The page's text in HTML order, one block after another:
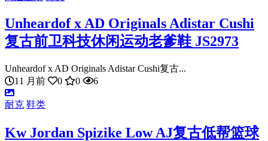
Unheardof x AD Originals Adistar Cushi
复古前卫科技休闲运动老爹鞋 JS2973
Unheardof x AD Originals Adistar Cushi复古...
11 月前
0 0 6
耐克 鞋类
Kw Jordan Spizike Low AJ复古低帮篮球